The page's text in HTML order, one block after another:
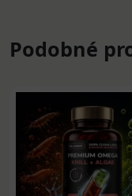
Podobné